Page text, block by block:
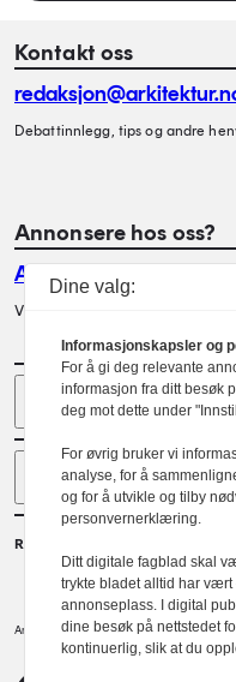
Kontakt oss
Debattinnlegg, tips og andre
Annonsere hos oss?
Annonser
Vil du annonsere i Arkitektur? Les
Sider
Følg oss
Redaktør
Gaute Brochmann
Arkitektur er et tidsskrift utgitt avNorske
NAL
Dine valg:
Informasjonskapsler og
For å gi deg relevante
informasjon fra ditt besøk
deg mot dette under
For øvrig bruker vi
analyse, for å
og for å utvikle og tilby
personvernerklæring.
Ditt digitale fagblad skal
trykte bladet alltid har
annonseplass. I digital
dine besøk på nettstedet
kontinuerlig, slik at du